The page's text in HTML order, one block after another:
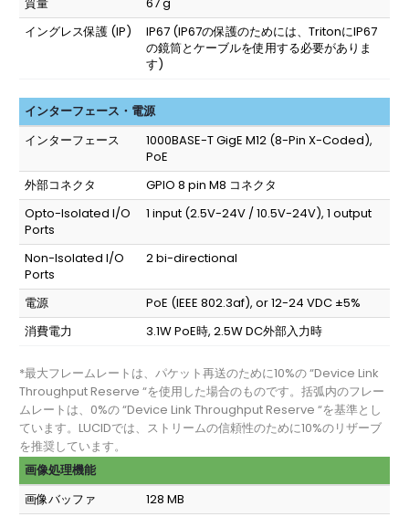
イングレス保護 (IP)
IP67 (IP67の保護のためには、TritonにIP67
の鏡筒とケーブルを使用する必要がありま
す)
インターフェース・電源
インターフェース
1000BASE-T GigE M12 (8-Pin X-Coded),
PoE
外部コネクタ
GPIO 8 pin M8 コネクタ
Opto-Isolated I/O
Ports
1 input (2.5V-24V / 10.5V-24V), 1 output
Non-Isolated I/O
Ports
2 bi-directional
電源
PoE (IEEE 802.3af), or 12-24 VDC ±5%
消費電力
3.1W PoE時, 2.5W DC外部入力時
*最大フレームレートは、パケット再送のために10%の “Device Link
Throughput Reserve “を使用した場合のものです。括弧内のフレー
ムレートは、0%の “Device Link Throughput Reserve “を基準とし
ています。LUCIDでは、ストリームの信頼性のために10%のリザーブ
を推奨しています。
画像処理機能
画像バッファ
128 MB